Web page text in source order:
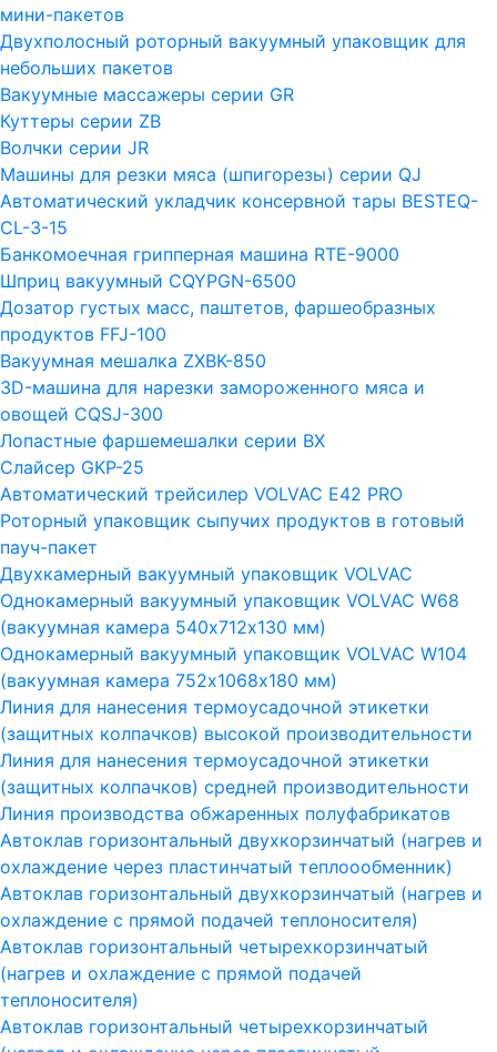
мини-пакетов
Двухполосный роторный вакуумный упаковщик для
небольших пакетов
Вакуумные массажеры серии GR
Куттеры серии ZB
Волчки серии JR
Машины для резки мяса (шпигорезы) серии QJ
Автоматический укладчик консервной тары BESTEQ-
CL-3-15
Банкомоечная грипперная машина RTE-9000
Шприц вакуумный CQYPGN-6500
Дозатор густых масс, паштетов, фаршеобразных
продуктов FFJ-100
Вакуумная мешалка ZXBK-850
3D-машина для нарезки замороженного мяса и
овощей CQSJ-300
Лопастные фаршемешалки серии ВХ
Слайсер GKP-25
Автоматический трейсилер VOLVAC E42 PRO
Роторный упаковщик сыпучих продуктов в готовый
пауч-пакет
Двухкамерный вакуумный упаковщик VOLVAC
Однокамерный вакуумный упаковщик VOLVAC W68
(вакуумная камера 540х712х130 мм)
Однокамерный вакуумный упаковщик VOLVAC W104
(вакуумная камера 752х1068х180 мм)
Линия для нанесения термоусадочной этикетки
(защитных колпачков) высокой производительности
Линия для нанесения термоусадочной этикетки
(защитных колпачков) средней производительности
Линия производства обжаренных полуфабрикатов
Автоклав горизонтальный двухкорзинчатый (нагрев и
охлаждение через пластинчатый теплоообменник)
Автоклав горизонтальный двухкорзинчатый (нагрев и
охлаждение с прямой подачей теплоносителя)
Автоклав горизонтальный четырехкорзинчатый
(нагрев и охлаждение с прямой подачей
теплоносителя)
Автоклав горизонтальный четырехкорзинчатый